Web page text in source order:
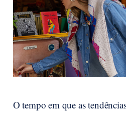
O tempo em que as